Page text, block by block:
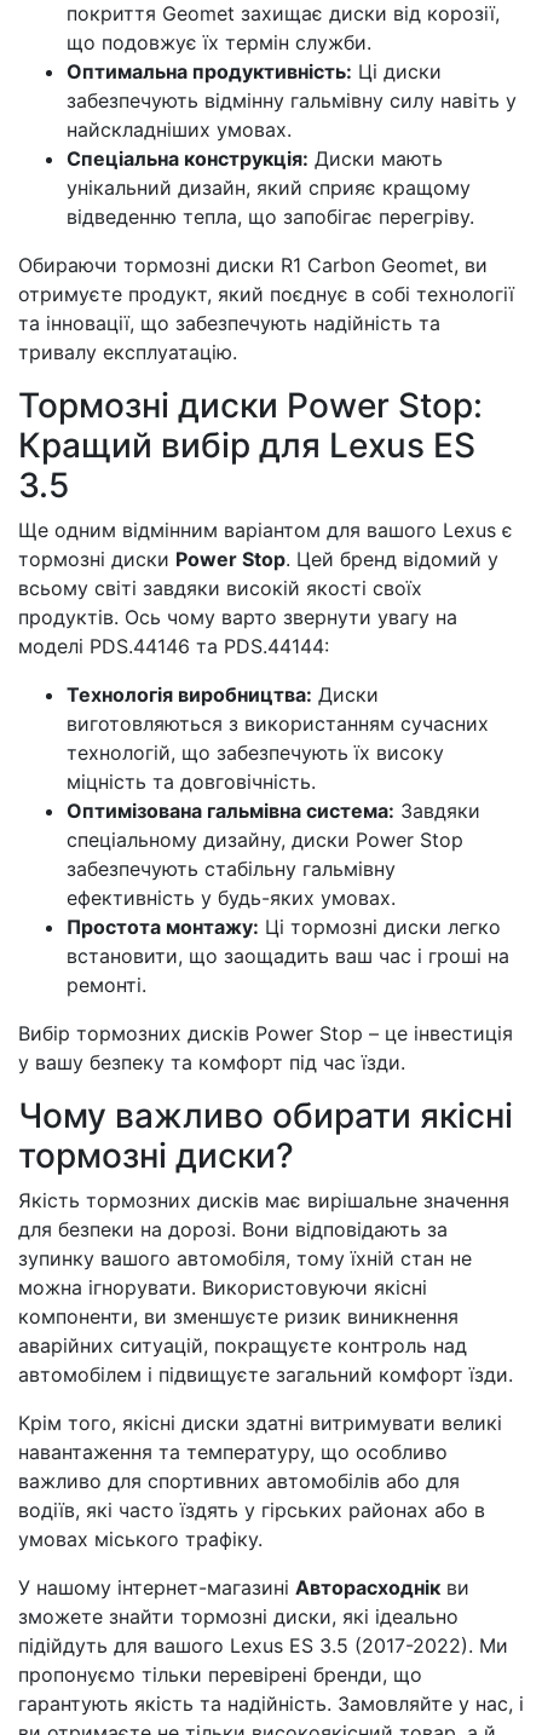
покриття Geomet захищає диски від корозії,
що подовжує їх термін служби.
Оптимальна продуктивність: Ці диски
забезпечують відмінну гальмівну силу навіть у
найскладніших умовах.
Спеціальна конструкція: Диски мають
унікальний дизайн, який сприяє кращому
відведенню тепла, що запобігає перегріву.
Обираючи тормозні диски R1 Carbon Geomet, ви
отримуєте продукт, який поєднує в собі технології
та інновації, що забезпечують надійність та
тривалу експлуатацію.
Тормозні диски Power Stop:
Кращий вибір для Lexus ES
3.5
Ще одним відмінним варіантом для вашого Lexus є
тормозні диски Power Stop. Цей бренд відомий у
всьому світі завдяки високій якості своїх
продуктів. Ось чому варто звернути увагу на
моделі PDS.44146 та PDS.44144:
Технологія виробництва: Диски
виготовляються з використанням сучасних
технологій, що забезпечують їх високу
міцність та довговічність.
Оптимізована гальмівна система: Завдяки
спеціальному дизайну, диски Power Stop
забезпечують стабільну гальмівну
ефективність у будь-яких умовах.
Простота монтажу: Ці тормозні диски легко
встановити, що заощадить ваш час і гроші на
ремонті.
Вибір тормозних дисків Power Stop – це інвестиція
у вашу безпеку та комфорт під час їзди.
Чому важливо обирати якісні
тормозні диски?
Якість тормозних дисків має вирішальне значення
для безпеки на дорозі. Вони відповідають за
зупинку вашого автомобіля, тому їхній стан не
можна ігнорувати. Використовуючи якісні
компоненти, ви зменшуєте ризик виникнення
аварійних ситуацій, покращуєте контроль над
автомобілем і підвищуєте загальний комфорт їзди.
Крім того, якісні диски здатні витримувати великі
навантаження та температуру, що особливо
важливо для спортивних автомобілів або для
водіїв, які часто їздять у гірських районах або в
умовах міського трафіку.
У нашому інтернет-магазині Авторасходнік ви
зможете знайти тормозні диски, які ідеально
підійдуть для вашого Lexus ES 3.5 (2017-2022). Ми
пропонуємо тільки перевірені бренди, що
гарантують якість та надійність. Замовляйте у нас, і